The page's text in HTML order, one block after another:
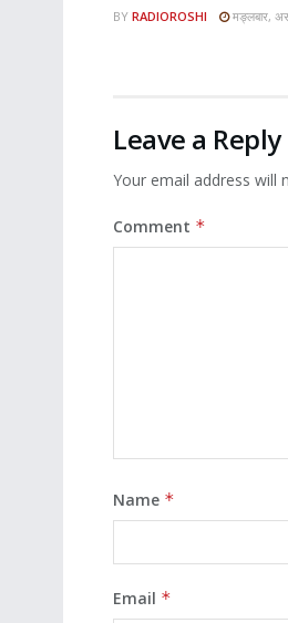
BY RADIOROSHI मङ्लबार,
Leave a Reply
Your email address will
Comment *
Name *
Email *